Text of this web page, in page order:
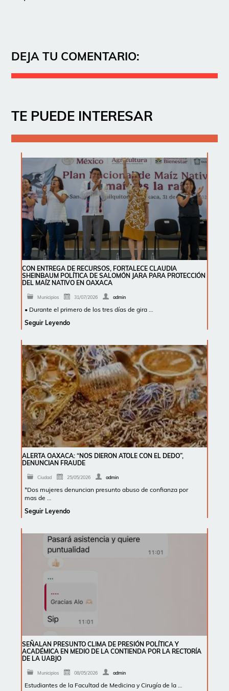
DEJA TU COMENTARIO:
TE PUEDE INTERESAR
CON ENTREGA DE RECURSOS, FORTALECE CLAUDIA
SHEINBAUM POLÍTICA DE SALOMÓN JARA PARA PROTECCIÓN
DEL MAÍZ NATIVO EN OAXACA
Municipios 31/07/2026 admin
• Durante el primero de los tres días de gira …
Seguir Leyendo
ALERTA OAXACA: “NOS DIERON ATOLE CON EL DEDO”,
DENUNCIAN FRAUDE
Ciudad 25/05/2026 admin
*Dos mujeres denuncian presunto abuso de confianza por
mas de …
Seguir Leyendo
SEÑALAN PRESUNTO CLIMA DE PRESIÓN POLÍTICA Y
ACADÉMICA EN MEDIO DE LA CONTIENDA POR LA RECTORÍA
DE LA UABJO
Municipios 08/05/2026 admin
Estudiantes de la Facultad de Medicina y Cirugía de la …